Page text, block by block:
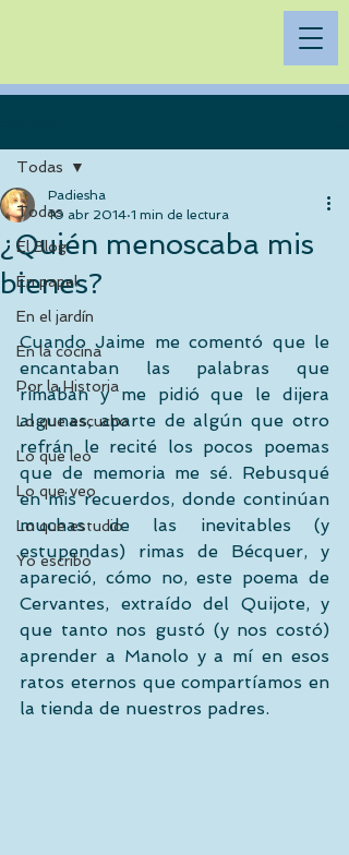
Todas
El Blog
En papel
En el jardín
En la cocina
Por la Historia
Lo que escucho
Lo que leo
Lo que veo
Lo que estudio
Yo escribo
Todas
¿Quién menoscaba mis
bienes?
Padiesha
10 abr 2014 1 min de lectura
Cuando Jaime me comentó que le
encantaban las palabras que
rimaban y me pidió que le dijera
algunas, aparte de algún que otro
refrán le recité los pocos poemas
que de memoria me sé. Rebusqué
en mis recuerdos, donde continúan
muchas de las inevitables (y
estupendas) rimas de Bécquer, y
apareció, cómo no, este poema de
Cervantes, extraído del Quijote, y
que tanto nos gustó (y nos costó)
aprender a Manolo y a mí en esos
ratos eternos que compartíamos en
la tienda de nuestros padres.